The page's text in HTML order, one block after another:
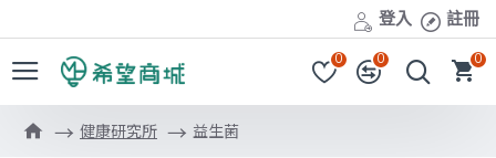
登入 註冊
0 0 0
健康研究所 益生菌